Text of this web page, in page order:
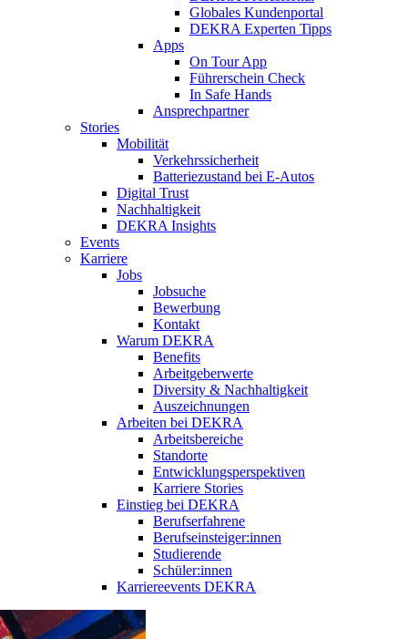
Globales Kundenportal
DEKRA Experten Tipps
Apps
On Tour App
Führerschein Check
In Safe Hands
Ansprechpartner
Stories
Mobilität
Verkehrssicherheit
Batteriezustand bei E-Autos
Digital Trust
Nachhaltigkeit
DEKRA Insights
Events
Karriere
Jobs
Jobsuche
Bewerbung
Kontakt
Warum DEKRA
Benefits
Arbeitgeberwerte
Diversity & Nachhaltigkeit
Auszeichnungen
Arbeiten bei DEKRA
Arbeitsbereiche
Standorte
Entwicklungsperspektiven
Karriere Stories
Einstieg bei DEKRA
Berufserfahrene
Berufseinsteiger:innen
Studierende
Schüler:innen
Karriereevents DEKRA